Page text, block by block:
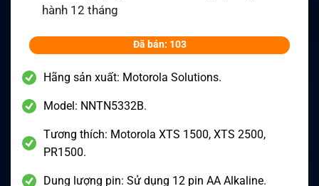
hành 12 tháng
Đã bán: 103
Hãng sản xuất: Motorola Solutions.
Model: NNTN5332B.
Tương thích: Motorola XTS 1500, XTS 2500,
PR1500.
Dung lượng pin: Sử dụng 12 pin AA Alkaline.